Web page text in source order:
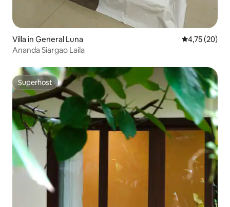
Villa in General Luna
4,75 (20)
Ananda Siargao Laila
Superhost
Superhost